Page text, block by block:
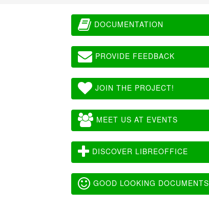
DOCUMENTATION
PROVIDE FEEDBACK
JOIN THE PROJECT!
MEET US AT EVENTS
DISCOVER LIBREOFFICE
GOOD LOOKING DOCUMENTS